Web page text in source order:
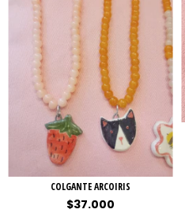
COLGANTE ARCOIRIS
$37.000